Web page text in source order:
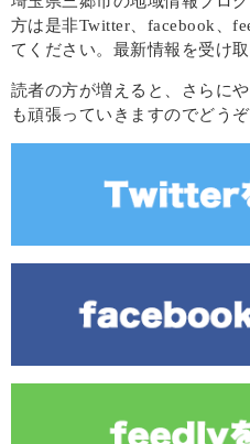
方は是非Twitter、facebook、
てください。最新情報を受け取
読者の方が増えると、さらに
も頑張っていきますのでどう